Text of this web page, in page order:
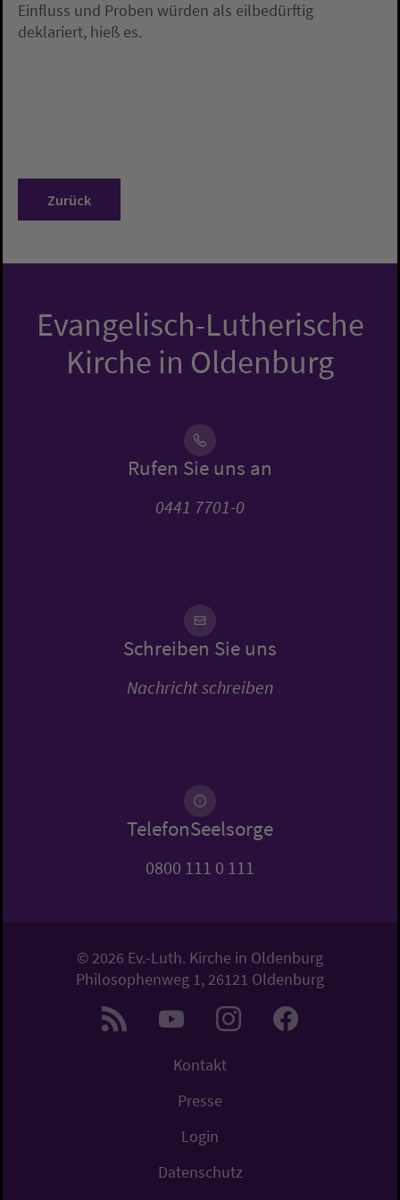
Einfluss und Proben würden als eilbedürftig
deklariert, hieß es.
Zurück
Evangelisch-Lutherische
Kirche in Oldenburg
Rufen Sie uns an
0441 7701-0
Schreiben Sie uns
Nachricht schreiben
TelefonSeelsorge
0800 111 0 111
© 2026 Ev.-Luth. Kirche in Oldenburg
Philosophenweg 1, 26121 Oldenburg
Kontakt
Presse
Login
Datenschutz